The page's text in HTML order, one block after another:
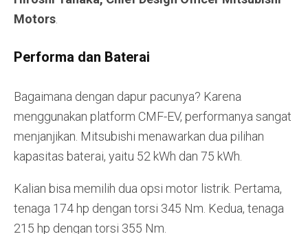
Motors
Performa dan Baterai
Bagaimana dengan dapur pacunya? Karena
menggunakan platform CMF-EV, performanya sangat
menjanjikan. Mitsubishi menawarkan dua pilihan
kapasitas baterai, yaitu 52 kWh dan 75 kWh.
Kalian bisa memilih dua opsi motor listrik. Pertama,
tenaga 174 hp dengan torsi 345 Nm. Kedua, tenaga
215 hp dengan torsi 355 Nm.